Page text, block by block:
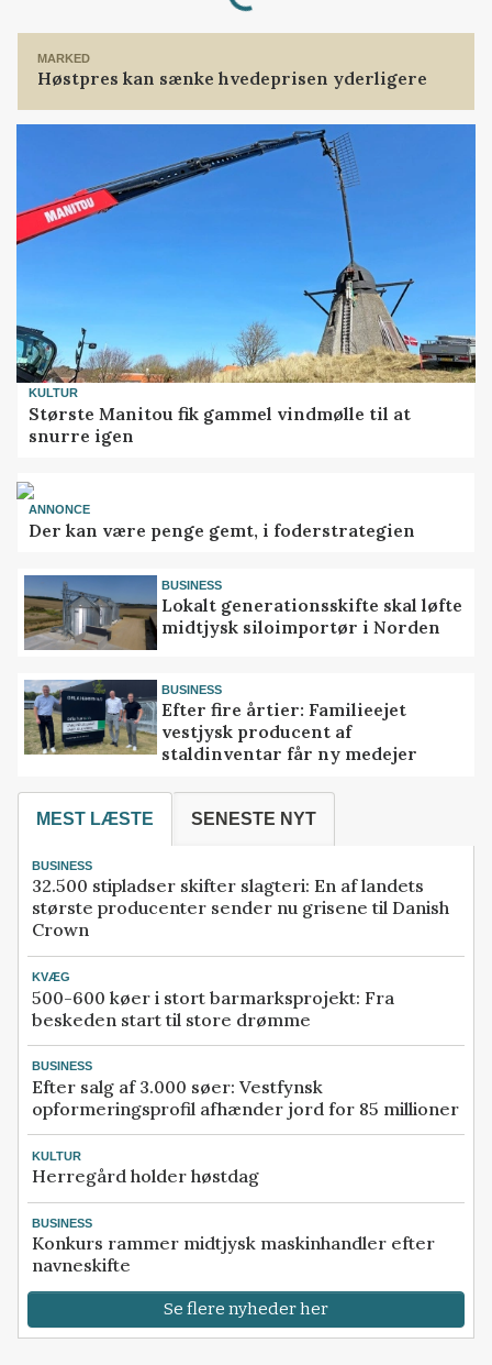
MARKED
Høstpres kan sænke hvedeprisen yderligere
KULTUR
Største Manitou fik gammel vindmølle til at
snurre igen
ANNONCE
Der kan være penge gemt, i foderstrategien
BUSINESS
Lokalt generationsskifte skal løfte
midtjysk siloimportør i Norden
BUSINESS
Efter fire årtier: Familieejet
vestjysk producent af
staldinventar får ny medejer
MEST LÆSTE SENESTE NYT
BUSINESS
32.500 stipladser skifter slagteri: En af landets
største producenter sender nu grisene til Danish
Crown
KVÆG
500-600 køer i stort barmarksprojekt: Fra
beskeden start til store drømme
BUSINESS
Efter salg af 3.000 søer: Vestfynsk
opformeringsprofil afhænder jord for 85 millioner
KULTUR
Herregård holder høstdag
BUSINESS
Konkurs rammer midtjysk maskinhandler efter
navneskifte
Se flere nyheder her